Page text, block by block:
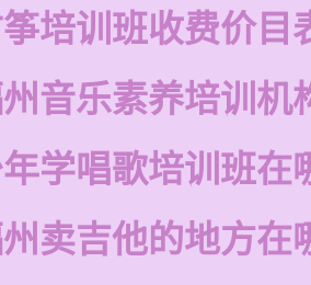
培训班收费价目
音乐素养培训机
学唱歌培训班在
卖吉他的地方在